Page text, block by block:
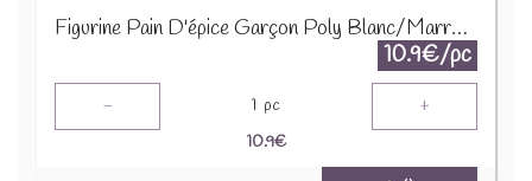
Figurine Pain D'épice Garçon Poly Blanc/Marron 26600
10.9€/pc
- 1 pc +
10.9€